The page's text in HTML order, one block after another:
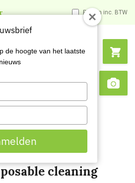
Prijzen inc. BTW
Search
TTS disposable cleaning
cleaning
de hoogte van het laatste
nieuws